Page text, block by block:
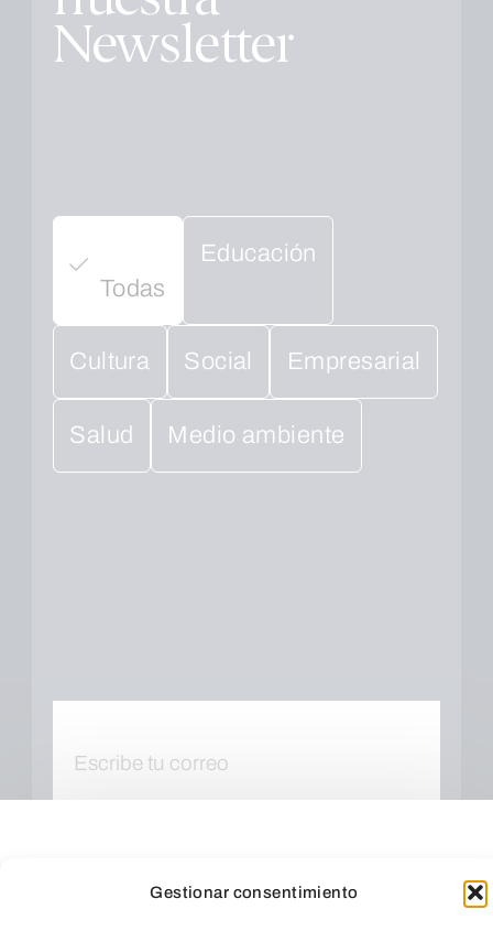
Gestionar consentimiento
Newsletter
Todas
Educación
Cultura Social Empresarial
Salud Medio ambiente
Cuando envíes estarás aceptando losusos y